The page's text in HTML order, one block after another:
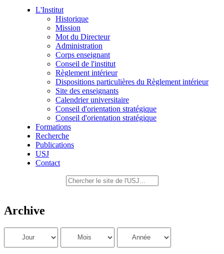
L'Institut
Historique
Mission
Mot du Directeur
Administration
Corps enseignant
Conseil de l'institut
Règlement intérieur
Dispositions particulières du Règlement intérieur
Site des enseignants
Calendrier universitaire
Conseil d'orientation stratégique
Conseil d'orientation stratégique
Formations
Recherche
Publications
USJ
Contact
Archive